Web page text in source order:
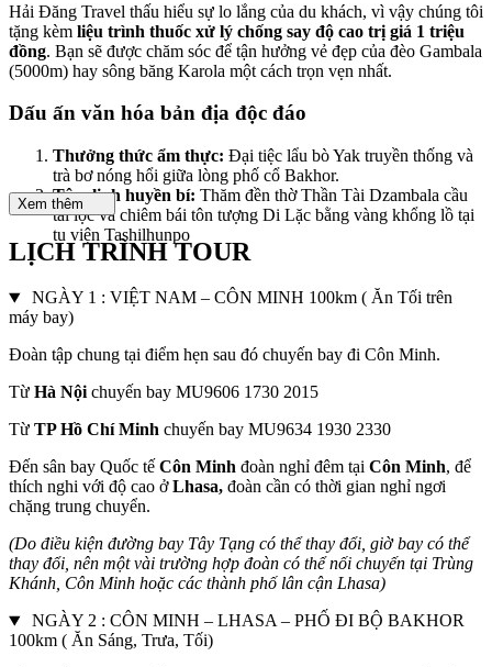
Hải Đăng Travel thấu hiểu sự lo lắng của du khách, vì vậy chúng tôi
tặng kèm liệu trình thuốc xử lý chống say độ cao trị giá 1 triệu
đồng. Bạn sẽ được chăm sóc để tận hưởng vẻ đẹp của đèo Gambala
(5000m) hay sông băng Karola một cách trọn vẹn nhất.
Dấu ấn văn hóa bản địa độc đáo
Thưởng thức ẩm thực: Đại tiệc lẩu bò Yak truyền thống và
trà bơ nóng hổi giữa lòng phố cổ Bakhor.
Tâm linh huyền bí: Thăm đền thờ Thần Tài Dzambala cầu
tài lộc và chiêm bái tôn tượng Di Lặc bằng vàng khổng lồ tại
tu viện Tashilhunpo
Xem thêm
LỊCH TRÌNH TOUR
NGÀY 1 : VIỆT NAM – CÔN MINH 100km ( Ăn Tối trên
máy bay)
Đoàn tập chung tại điểm hẹn sau đó chuyến bay đi Côn Minh.
Từ Hà Nộichuyến bay MU9606 1730 2015
Từ TP Hồ Chí Minh chuyến bay MU9634 1930 2330
Đến sân bay Quốc tế Côn Minh đoàn nghỉ đêm tại Côn Minh, để
thích nghi với độ cao ởLhasa, đoàn cần có thời gian nghỉ ngơi
chặng trung chuyển.
(Do điều kiện đường bay Tây Tạng có thể thay đổi, giờ bay có thể
thay đổi, nên một vài trường hợp đoàn có thể nối chuyến tại Trùng
Khánh, Côn Minh hoặc các thành phố lân cận Lhasa)
NGÀY 2 : CÔN MINH – LHASA – PHỐ ĐI BỘ BAKHOR
100km ( Ăn Sáng, Trưa, Tối)